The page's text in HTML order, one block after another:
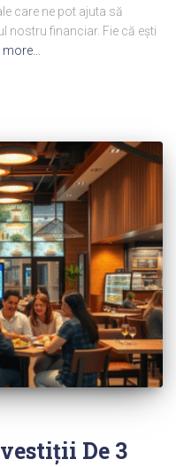
care ne pot ajuta să
nostru financiar. Fie că ești
De 3